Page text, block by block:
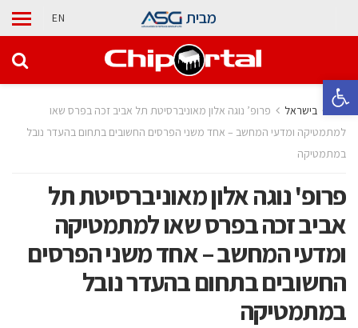
פתח סרגל נגישות
מבית EN
בית בישראל
פרופ’ נוגה אלון מאוניברסיטת תל אביב זכה בפרס שאו
למתמטיקה ומדעי המחשב – אחד משני הפרסים החשובים בתחום בהעדר נובל
במתמטיקה
פרופ' נוגה אלון מאוניברסיטת תל
אביב זכה בפרס שאו למתמטיקה
ומדעי המחשב – אחד משני הפרסים
החשובים בתחום בהעדר נובל
במתמטיקה